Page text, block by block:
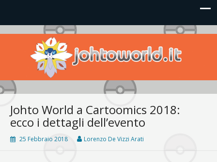
Johto World
Le novità più frizzanti dall'universo Pokémon e Nintendo
Johto World a Cartoomics 2018:
ecco i dettagli dell’evento
25 Febbraio 2018 Lorenzo De Vizzi Arati